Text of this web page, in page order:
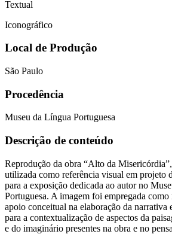
Textual
Iconográfico
Local de Produção
São Paulo
Procedência
Museu da Língua Portuguesa
Descrição de conteúdo
Reprodução da obra “Alto da
utilizada como referência visual em projeto
para a exposição dedicada ao autor no
Portuguesa. A imagem foi empregada como
apoio conceitual na elaboração da
para a contextualização de aspectos da
e do imaginário presentes na obra e no